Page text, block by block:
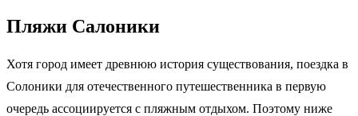
Пляжи Салоники
Хотя город имеет древнюю история существования, поездка в
Солоники для отечественного путешественника в первую
очередь ассоциируется с пляжным отдыхом. Поэтому ниже